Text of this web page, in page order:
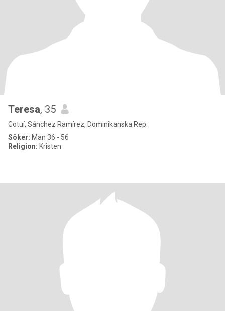
Teresa, 35
Cotuí, Sánchez Ramírez, Dominikanska Rep.
Söker: Man 36 - 56
Religion: Kristen